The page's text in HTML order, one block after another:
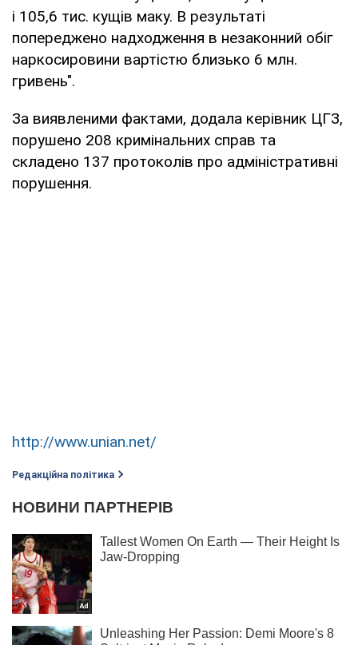
і 105,6 тис. кущів маку. В результаті
попереджено надходження в незаконний обіг
наркосировини вартістю близько 6 млн.
гривень".
За виявленими фактами, додала керівник ЦГЗ,
порушено 208 кримінальних справ та
складено 137 протоколів про адміністративні
порушення.
http://www.unian.net/
Редакційна політика